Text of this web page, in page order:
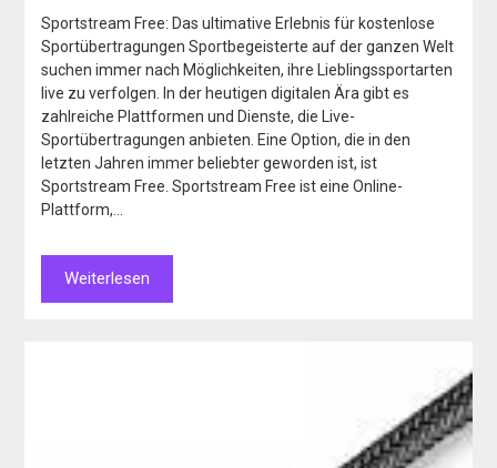
Sportstream Free: Das ultimative Erlebnis für kostenlose
Sportübertragungen Sportbegeisterte auf der ganzen Welt
suchen immer nach Möglichkeiten, ihre Lieblingssportarten
live zu verfolgen. In der heutigen digitalen Ära gibt es
zahlreiche Plattformen und Dienste, die Live-
Sportübertragungen anbieten. Eine Option, die in den
letzten Jahren immer beliebter geworden ist, ist
Sportstream Free. Sportstream Free ist eine Online-
Plattform,…
Weiterlesen